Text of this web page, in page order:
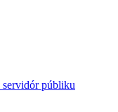
públiku